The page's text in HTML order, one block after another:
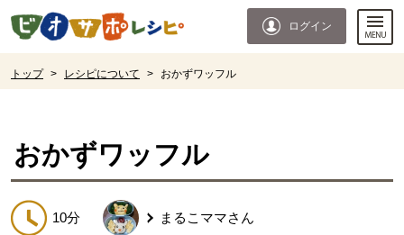
ページの先頭です。
ログイン
トップ > レシピについて > おかずワッフル
おかずワッフル
10分 まるこママさん